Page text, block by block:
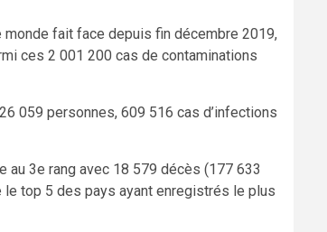
fait face depuis fin décembre 2019,
ces 2 001 200 cas de contaminations
059 personnes, 609 516 cas d’infections
au 3e rang avec 18 579 décès (177 633
top 5 des pays ayant enregistrés le plus